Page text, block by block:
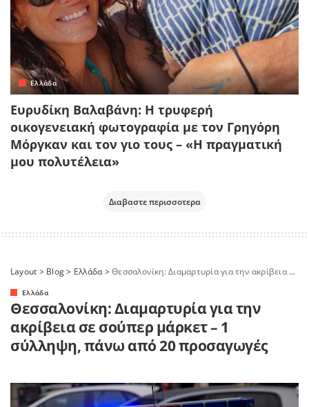
Ελλάδα
Ευρυδίκη Βαλαβάνη: Η τρυφερή
οικογενειακή φωτογραφία με τον Γρηγόρη
Μόργκαν και τον γιο τους – «Η πραγματική
μου πολυτέλεια»
Διαβαστε περισσοτερα
Layout > Blog> Ελλάδα>Θεσσαλονίκη: Διαμαρτυρία για την ακρίβεια σε σούπερ μάρκετ – 1 σύλληψη, πάνω από 20 προσαγωγές
Ελλάδα
Θεσσαλονίκη: Διαμαρτυρία για την
ακρίβεια σε σούπερ μάρκετ – 1
σύλληψη, πάνω από 20 προσαγωγές